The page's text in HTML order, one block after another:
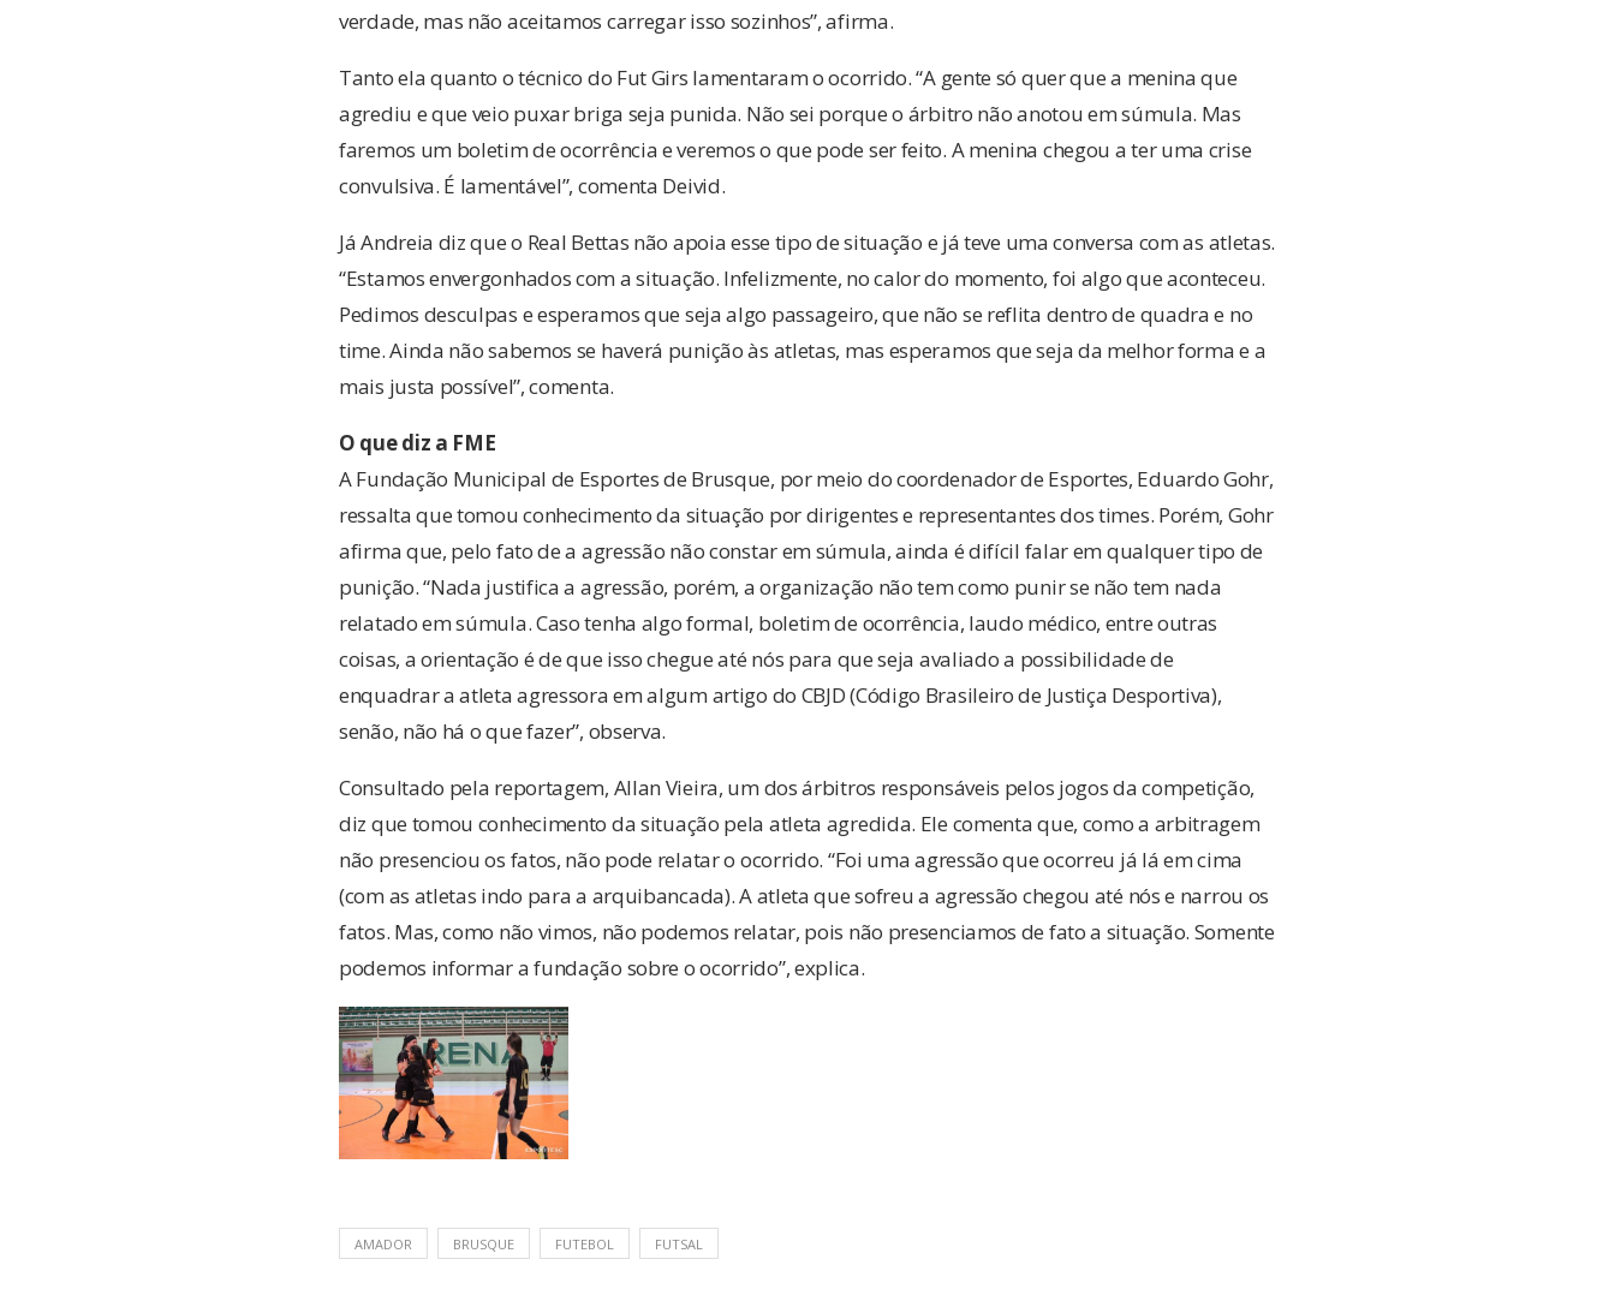
verdade, mas não aceitamos carregar isso sozinhos”, afirma.
Tanto ela quanto o técnico do Fut Girs lamentaram o ocorrido. “A gente só quer que a menina que
agrediu e que veio puxar briga seja punida. Não sei porque o árbitro não anotou em súmula. Mas
faremos um boletim de ocorrência e veremos o que pode ser feito. A menina chegou a ter uma crise
convulsiva. É lamentável”, comenta Deivid.
Já Andreia diz que o Real Bettas não apoia esse tipo de situação e já teve uma conversa com as atletas.
“Estamos envergonhados com a situação. Infelizmente, no calor do momento, foi algo que aconteceu.
Pedimos desculpas e esperamos que seja algo passageiro, que não se reflita dentro de quadra e no
time. Ainda não sabemos se haverá punição às atletas, mas esperamos que seja da melhor forma e a
mais justa possível”, comenta.
O que diz a FME
A Fundação Municipal de Esportes de Brusque, por meio do coordenador de Esportes, Eduardo Gohr,
ressalta que tomou conhecimento da situação por dirigentes e representantes dos times. Porém, Gohr
afirma que, pelo fato de a agressão não constar em súmula, ainda é difícil falar em qualquer tipo de
punição. “Nada justifica a agressão, porém, a organização não tem como punir se não tem nada
relatado em súmula. Caso tenha algo formal, boletim de ocorrência, laudo médico, entre outras
coisas, a orientação é de que isso chegue até nós para que seja avaliado a possibilidade de
enquadrar a atleta agressora em algum artigo do CBJD (Código Brasileiro de Justiça Desportiva),
senão, não há o que fazer”, observa.
Consultado pela reportagem, Allan Vieira, um dos árbitros responsáveis pelos jogos da competição,
diz que tomou conhecimento da situação pela atleta agredida. Ele comenta que, como a arbitragem
não presenciou os fatos, não pode relatar o ocorrido. “Foi uma agressão que ocorreu já lá em cima
(com as atletas indo para a arquibancada). A atleta que sofreu a agressão chegou até nós e narrou os
fatos. Mas, como não vimos, não podemos relatar, pois não presenciamos de fato a situação. Somente
podemos informar a fundação sobre o ocorrido”, explica.
AMADOR BRUSQUE FUTEBOL FUTSAL